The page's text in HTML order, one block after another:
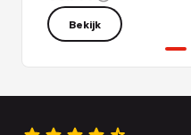
- 12 maand Autotrust
Prijs: 795,-
Bekijk